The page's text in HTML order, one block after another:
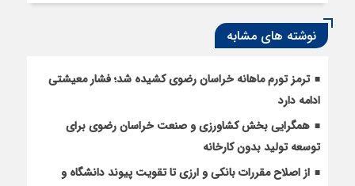
نوشته های مشابه
ترمز تورم ماهانه خراسان رضوی کشیده شد؛ فشار معیشتی
ادامه دارد
همگرایی بخش کشاورزی و صنعت خراسان رضوی برای
توسعه تولید بدون کارخانه
از اصلاح مقررات بانکی و ارزی تا تقویت پیوند دانشگاه و